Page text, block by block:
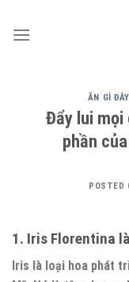
ĂN GÌ ĐÂY
Đẩy lui mọi
phần
POSTED
1. Iris Florentina
Iris là loại hoa phát